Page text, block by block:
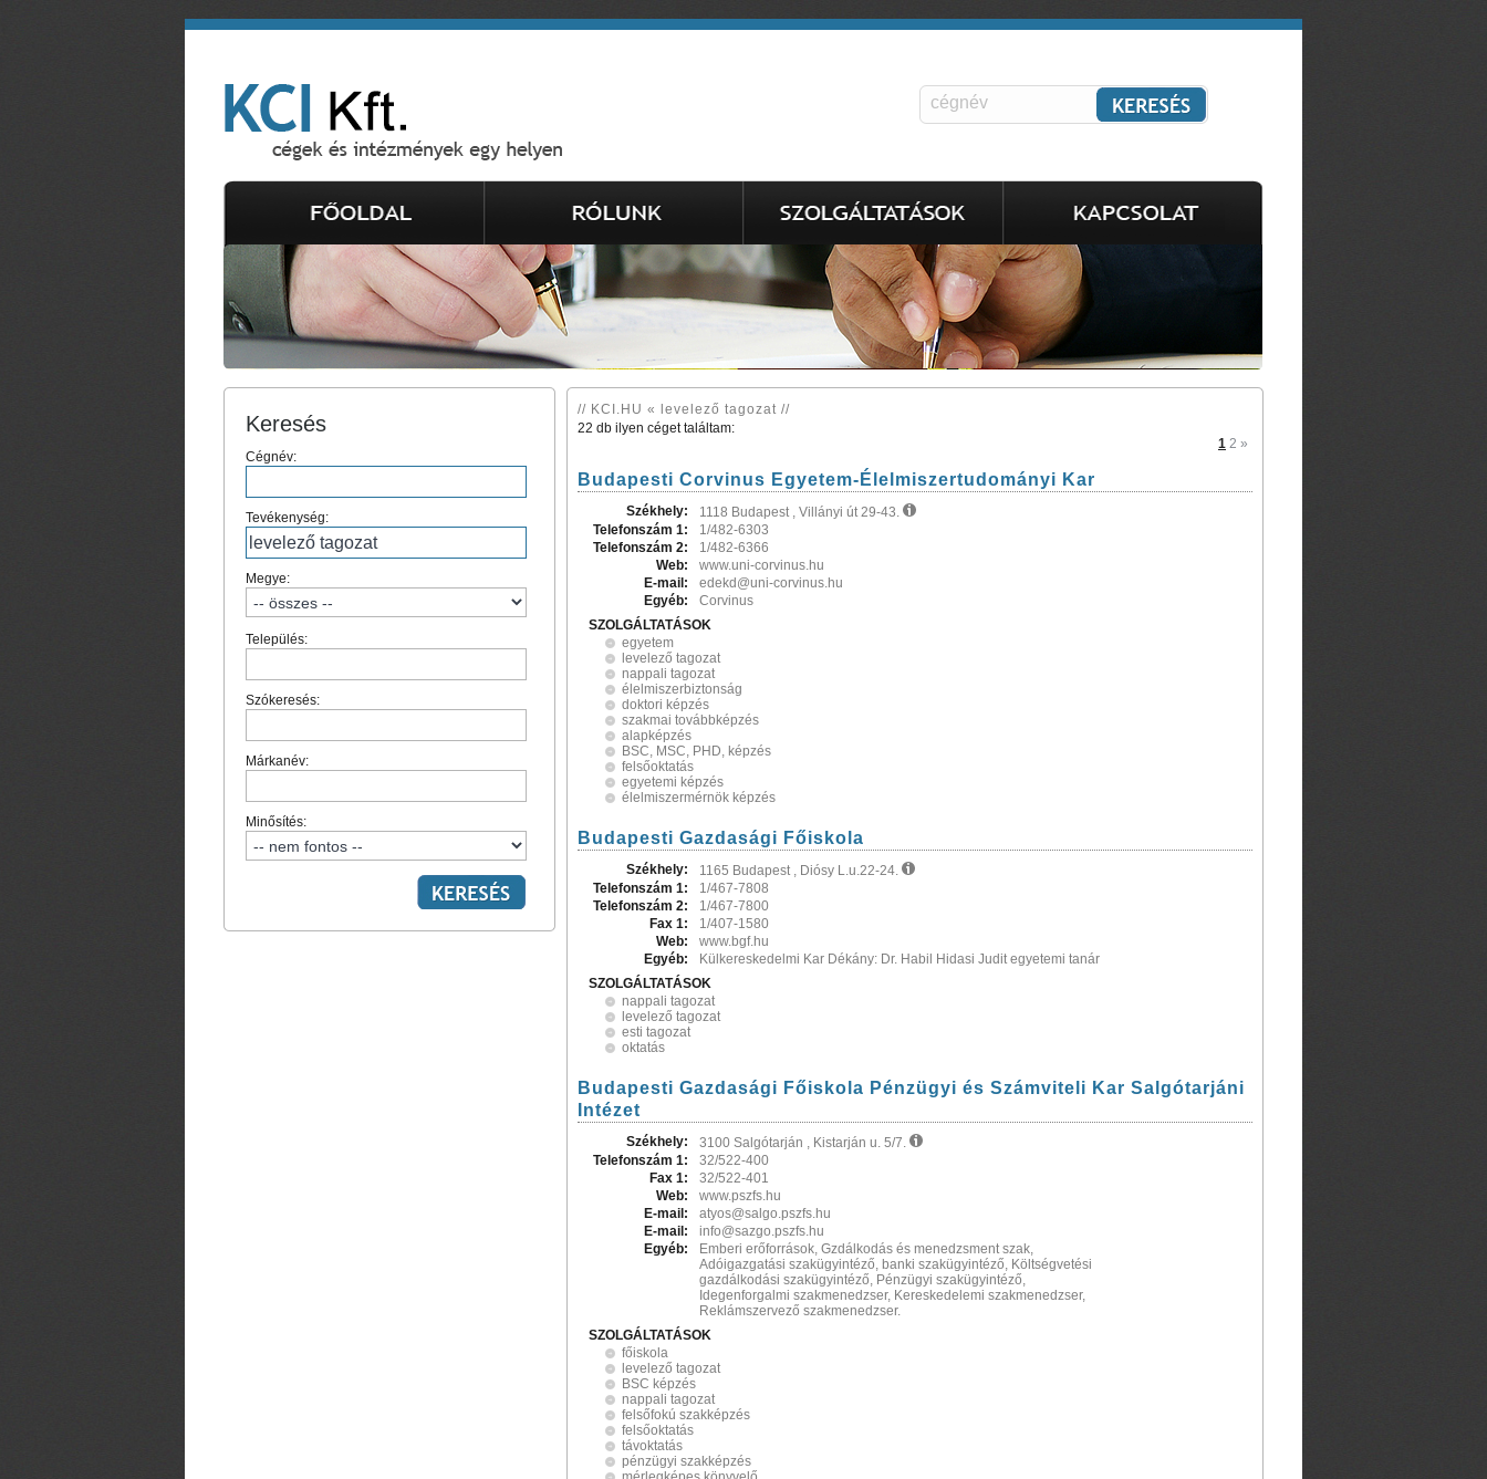
Keresés
Cégnév:
Tevékenység:
Megye:
Település:
Szókeresés:
Márkanév:
Minősítés:
// KCI.HU « levelező tagozat //
22 db ilyen céget találtam:
1 2 »
Budapesti Corvinus Egyetem-Élelmiszertudományi Kar
Székhely:
1118 Budapest , Villányi út 29-43.
Telefonszám 1:
1/482-6303
Telefonszám 2:
1/482-6366
Web:
www.uni-corvinus.hu
E-mail:
edekd@uni-corvinus.hu
Egyéb:
Corvinus
SZOLGÁLTATÁSOK
egyetem
levelező tagozat
nappali tagozat
élelmiszerbiztonság
doktori képzés
szakmai továbbképzés
alapképzés
BSC, MSC, PHD, képzés
felsőoktatás
egyetemi képzés
élelmiszermérnök képzés
Budapesti Gazdasági Főiskola
Székhely:
1165 Budapest , Diósy L.u.22-24.
Telefonszám 1:
1/467-7808
Telefonszám 2:
1/467-7800
Fax 1:
1/407-1580
Web:
www.bgf.hu
Egyéb:
Külkereskedelmi Kar Dékány: Dr. Habil Hidasi Judit egyetemi tanár
SZOLGÁLTATÁSOK
nappali tagozat
levelező tagozat
esti tagozat
oktatás
Budapesti Gazdasági Főiskola Pénzügyi és Számviteli Kar Salgótarjáni
Intézet
Székhely:
3100 Salgótarján , Kistarján u. 5/7.
Telefonszám 1:
32/522-400
Fax 1:
32/522-401
Web:
www.pszfs.hu
E-mail:
atyos@salgo.pszfs.hu
E-mail:
info@sazgo.pszfs.hu
Egyéb:
Emberi erőforrások, Gzdálkodás és menedzsment szak,
Adóigazgatási szakügyintéző, banki szakügyintéző, Költségvetési
gazdálkodási szakügyintéző, Pénzügyi szakügyintéző,
Idegenforgalmi szakmenedzser, Kereskedelemi szakmenedzser,
Reklámszervező szakmenedzser.
SZOLGÁLTATÁSOK
főiskola
levelező tagozat
BSC képzés
nappali tagozat
felsőfokú szakképzés
felsőoktatás
távoktatás
pénzügyi szakképzés